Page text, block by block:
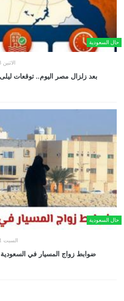
حال السعودية
الاثنين 03 أغسطس 2026 01:17 مساءً
حال السعودية
السبت 01 أغسطس 2026 05:49 صباحاً